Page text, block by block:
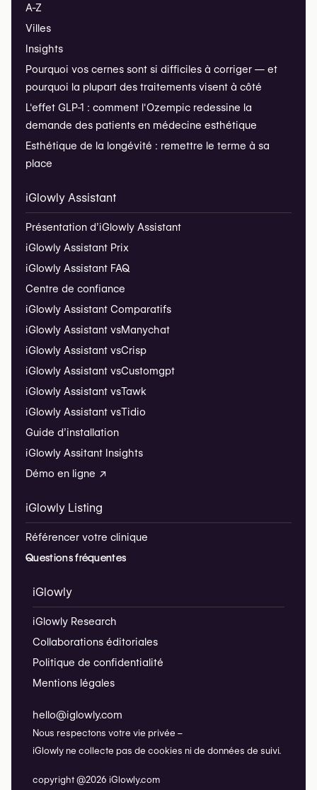
A-Z
Villes
Insights
Pourquoi vos cernes sont si difficiles à corriger — et
pourquoi la plupart des traitements visent à côté
L'effet GLP-1 : comment l'Ozempic redessine la
demande des patients en médecine esthétique
Esthétique de la longévité : remettre le terme à sa
place
iGlowly Assistant
Présentation d’iGlowly Assistant
iGlowly Assistant Prix
iGlowly Assistant FAQ
Centre de confiance
iGlowly Assistant Comparatifs
iGlowly Assistant vsManychat
iGlowly Assistant vsCrisp
iGlowly Assistant vsCustomgpt
iGlowly Assistant vsTawk
iGlowly Assistant vsTidio
Guide d’installation
iGlowly Assitant Insights
Démo en ligne ↗
iGlowly Listing
Référencer votre clinique
Questions fréquentes
iGlowly
iGlowly Research
Collaborations éditoriales
Politique de confidentialité
Mentions légales
hello@iglowly.com
Nous respectons votre vie privée –
iGlowly ne collecte pas de cookies ni de données de suivi.
copyright @2026 iGlowly.com